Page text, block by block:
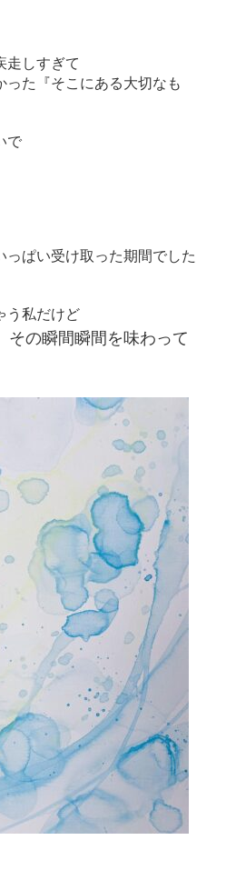
走しすぎて
った『そこにある大切なも
で
っぱい受け取った期間でした
う私だけど
その瞬間瞬間を味わって